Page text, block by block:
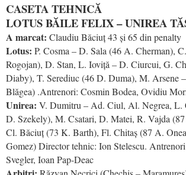
CASETA TEHNICĂ
LOTUS BĂILE FELIX – UNIREA
A marcat: Claudiu Băciuț 43 și 65 din penalty
Lotus: P. Cosma – D. Sala (46 A. Cherman),
Rogojan), D. Stan, L. Ioviță – D. Ciurcui, G.
Diaby), T. Serediuc (46 D. Duma), M. Arsene
Blăgea) .Antrenori: Cosmin Bodea, Ovidiu
Unirea: V. Dumitru – Ad. Ciul, Al. Negrea, L.
D. Szekely), M. Csatari, D. Matei, R. Vajda
Cl. Băciuț (73 K. Barth), Fl. Chitaș (87 A.
Gomez) Director tehnic: Ion Stelescu.
Svegler, Ioan Pap-Deac